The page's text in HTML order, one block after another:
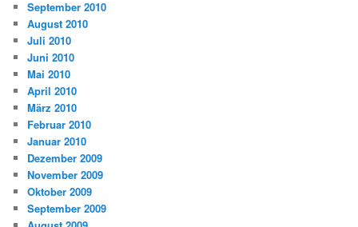
September 2010
August 2010
Juli 2010
Juni 2010
Mai 2010
April 2010
März 2010
Februar 2010
Januar 2010
Dezember 2009
November 2009
Oktober 2009
September 2009